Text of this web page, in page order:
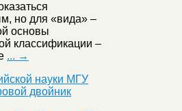
но для «вида» –
основы
классификации –
... →
науки МГУ
двойник